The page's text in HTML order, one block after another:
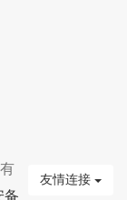
备
友情连接